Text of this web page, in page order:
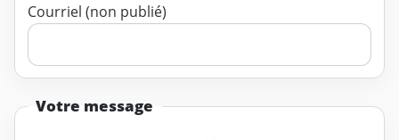
Courriel (non publié)
Votre message